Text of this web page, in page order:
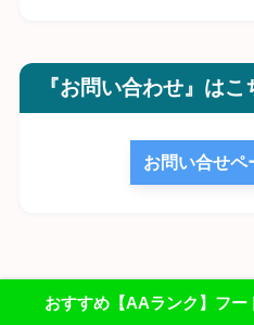
『お問い合わせ』はこ
お問い合せペ
おすすめ【AAランク】フー